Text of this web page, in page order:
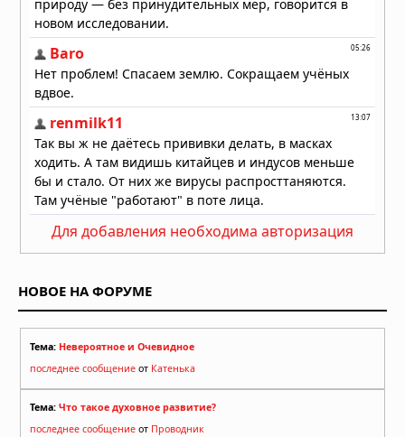
30.07.2026 в 06:00
Гороскоп на 29 июля 2026 года для
всех знаков зодиака
Для добавления необходима авторизация
НОВОЕ НА ФОРУМЕ
Тема: Невероятное и Очевидное
последнее сообщение от Катенька
Тема: Что такое духовное развитие?
последнее сообщение от Проводник